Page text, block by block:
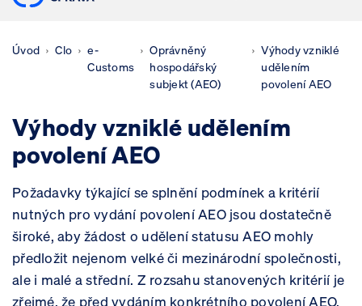
Úvod Clo
e-
Customs
Oprávněný
hospodářský
subjekt (AEO)
Výhody vzniklé
udělením
povolení AEO
Výhody vzniklé udělením
povolení AEO
Požadavky týkající se splnění podmínek a kritérií
nutných pro vydání povolení AEO jsou dostatečně
široké, aby žádost o udělení statusu AEO mohly
předložit nejenom velké či mezinárodní společnosti,
ale i malé a střední. Z rozsahu stanovených kritérií je
zřejmé, že před vydáním konkrétního povolení AEO,